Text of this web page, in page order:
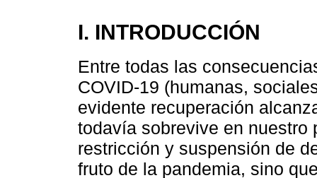
I. INTRODUCCIÓN
Entre todas las
COVID-19 (humanas,
evidente recuperación
todavía sobrevive en
restricción y suspensión de
fruto de la pandemia, sino